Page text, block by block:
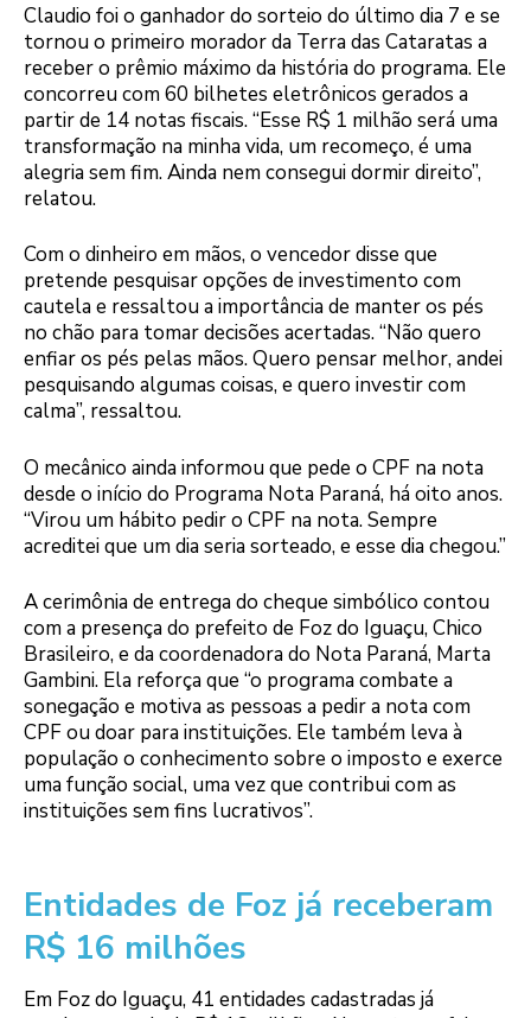
Claudio foi o ganhador do sorteio do último dia 7 e se
tornou o primeiro morador da Terra das Cataratas a
receber o prêmio máximo da história do programa. Ele
concorreu com 60 bilhetes eletrônicos gerados a
partir de 14 notas fiscais. “Esse R$ 1 milhão será uma
transformação na minha vida, um recomeço, é uma
alegria sem fim. Ainda nem consegui dormir direito”,
relatou.
Com o dinheiro em mãos, o vencedor disse que
pretende pesquisar opções de investimento com
cautela e ressaltou a importância de manter os pés
no chão para tomar decisões acertadas. “Não quero
enfiar os pés pelas mãos. Quero pensar melhor, andei
pesquisando algumas coisas, e quero investir com
calma”, ressaltou.
O mecânico ainda informou que pede o CPF na nota
desde o início do Programa Nota Paraná, há oito anos.
“Virou um hábito pedir o CPF na nota. Sempre
acreditei que um dia seria sorteado, e esse dia chegou.”
A cerimônia de entrega do cheque simbólico contou
com a presença do prefeito de Foz do Iguaçu, Chico
Brasileiro, e da coordenadora do Nota Paraná, Marta
Gambini. Ela reforça que “o programa combate a
sonegação e motiva as pessoas a pedir a nota com
CPF ou doar para instituições. Ele também leva à
população o conhecimento sobre o imposto e exerce
uma função social, uma vez que contribui com as
instituições sem fins lucrativos”.
Entidades de Foz já receberam
R$ 16 milhões
Em Foz do Iguaçu, 41 entidades cadastradas já